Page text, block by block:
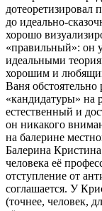
дотеоретизировал
до идеально-
хорошо
«правильный»: он
идеальными
хорошим и
Ваня обстоятельно
«кандидатуры»
естественный и
он никакого
на балерине
Балерина
человека её
отступление от
соглашается. У
(точнее, человек,